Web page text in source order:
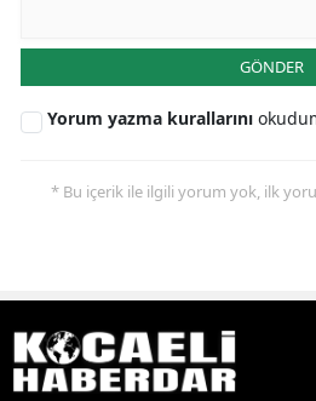
GÖNDER
Yorum yazma kurallarını
* Bu içerik ile ilgili yorum yok, ilk